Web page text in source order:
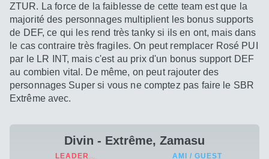
ZTUR. La force de la faiblesse de cette team est que la
majorité des personnages multiplient les bonus supports
de DEF, ce qui les rend très tanky si ils en ont, mais dans
le cas contraire très fragiles. On peut remplacer Rosé PUI
par le LR INT, mais c'est au prix d'un bonus support DEF
au combien vital. De même, on peut rajouter des
personnages Super si vous ne comptez pas faire le SBR
Extrême avec.
Divin - Extrême, Zamasu